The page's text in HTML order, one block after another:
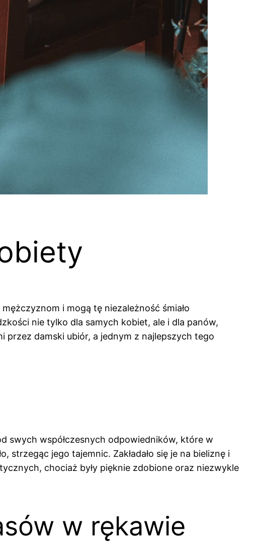
i mogą tę niezależność śmiało
nie tylko dla samych kobiet, ale i dla panów,
damski ubiór, a jednym z najlepszych tego
swych współczesnych odpowiedników, które w
jego tajemnic. Zakładało się je na bieliznę i
chociaż były pięknie zdobione oraz niezwykle
w rękawie